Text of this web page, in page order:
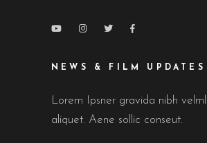
NEWS & FILM UPDATES
Lorem Ipsner gravida nibh
aliquet. Aene sollic conseut.